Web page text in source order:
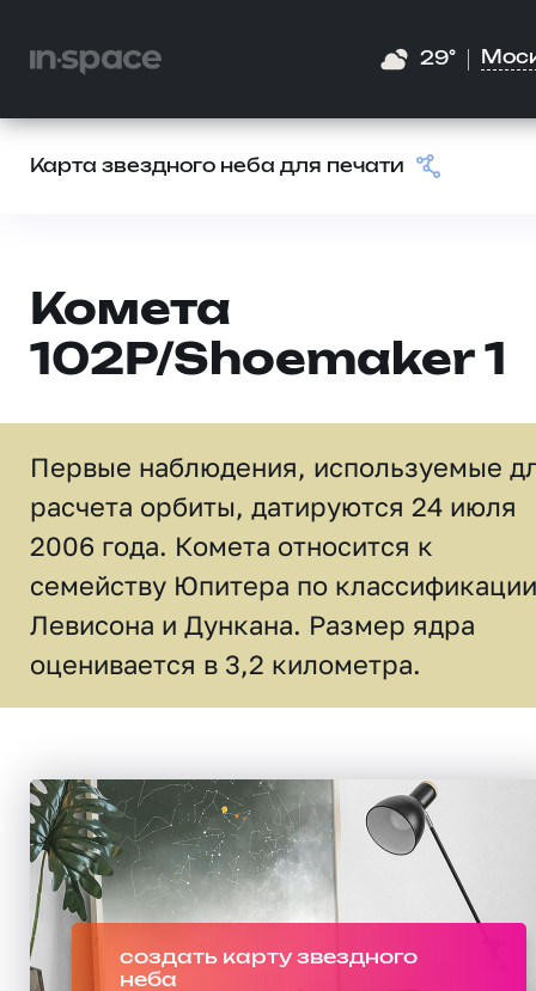
29°
Карта звездного неба для печати
Комета
102P/Shoemaker 1
Первые наблюдения, используемые
расчета орбиты, датируются 24 июля
2006 года. Комета относится к
семейству Юпитера по классификации
Левисона и Дункана. Размер ядра
оценивается в 3,2 километра.
создать карту звездного
неба